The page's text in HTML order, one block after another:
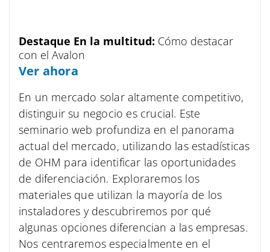
Destaque En la multitud: Cómo destacar
con el Avalon
Ver ahora
En un mercado solar altamente competitivo,
distinguir su negocio es crucial. Este
seminario web profundiza en el panorama
actual del mercado, utilizando las estadísticas
de OHM para identificar las oportunidades
de diferenciación. Exploraremos los
materiales que utilizan la mayoría de los
instaladores y descubriremos por qué
algunas opciones diferencian a las empresas.
Nos centraremos especialmente en el